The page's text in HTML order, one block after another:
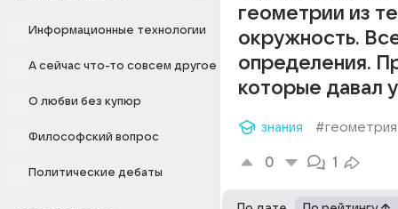
Информационные технологии
А сейчас что-то совсем другое
О любви без купюр
Философский вопрос
Политические дебаты
геометрии из
окружность.
определения.
которые давал
знания #геометрия
0 1